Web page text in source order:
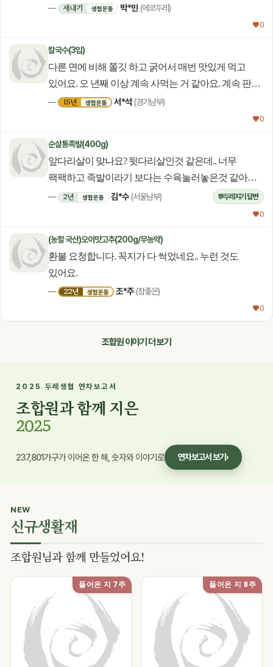
먹어요.ㅎㅎ
— 새내기 생협운동 박*민 (에코두레)
♥ 0
칼국수(3입)
다른 면에 비해 쫄깃 하고 굵어서 매번 맛있게 먹고
있어요. 오 년째 이상 계속 사먹는 거 같아요. 계속 판매
해 주세요.
— 15년 생협운동 서*석 (경기남부)
♥ 0
순살통족발(400g)
앞다리살이 맞나요? 뒷다리살인것 같은데.. 너무
팩팩하고 족발이라기 보다는 수육눌러놓은것 같아요.
실망이네요. 후기에 사진첨부도 안되요~~
— 2년 생협운동 김*수 (서울남부) 💬두레지기 답변
♥ 0
(농할 국산)오이맛고추(200g/무농약)
환불 요청합니다. 꼭지가 다 썩었네요.. 누런 것도
있어요.
— 22년 생협운동 조*주 (참좋은)
♥ 0
조합원 이야기 더 보기
2025 두레생협 연차보고서
조합원과 함께 지은
2025
237,801가구가 이어온 한 해, 숫자와 이야기로 연차보고서 보기 ›
NEW
신규생활재
조합원님과 함께 만들었어요!
들어온 지 7주 들어온 지 8주